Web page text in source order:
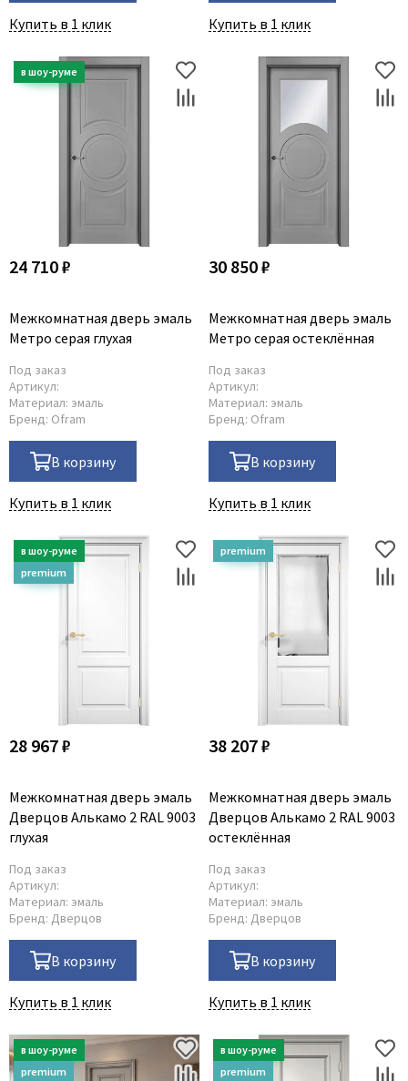
Купить в 1 клик Купить в 1 клик
24 710 ₽
Межкомнатная дверь эмаль
Метро серая глухая
Под заказ
Артикул:
Материал: эмаль
Бренд: Ofram
В корзину
Купить в 1 клик
30 850 ₽
Межкомнатная дверь эмаль
Метро серая остеклённая
Под заказ
Артикул:
Материал: эмаль
Бренд: Ofram
В корзину
Купить в 1 клик
28 967 ₽
Межкомнатная дверь эмаль
Дверцов Алькамо 2 RAL 9003
глухая
Под заказ
Артикул:
Материал: эмаль
Бренд: Дверцов
В корзину
Купить в 1 клик
38 207 ₽
Межкомнатная дверь эмаль
Дверцов Алькамо 2 RAL 9003
остеклённая
Под заказ
Артикул:
Материал: эмаль
Бренд: Дверцов
В корзину
Купить в 1 клик